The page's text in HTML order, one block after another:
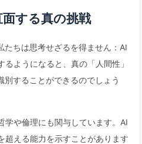
する真の挑戦
たちは思考せざるを得ません：AI
ようになると、真の「人間性」
別することができるのでしょう
学や倫理にも関与しています。AI
超える能力を示すことがあります